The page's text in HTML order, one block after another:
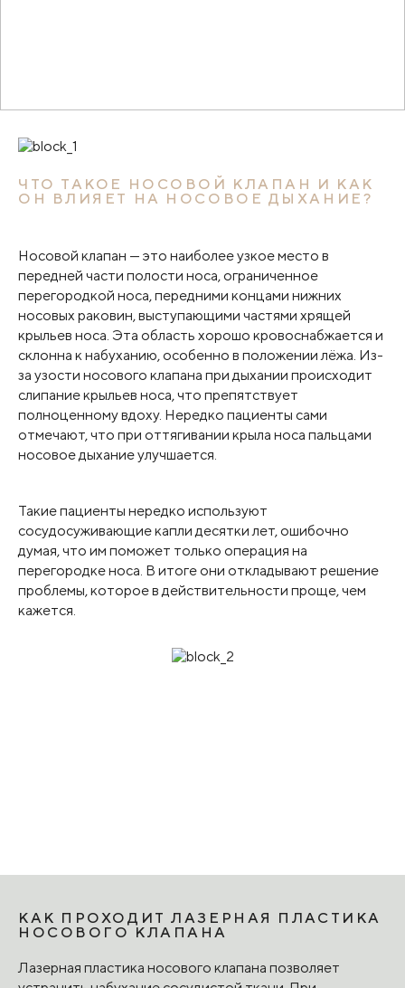
ЧТО ТАКОЕ НОСОВОЙ КЛАПАН И КАК
ОН ВЛИЯЕТ НА НОСОВОЕ ДЫХАНИЕ?
Носовой клапан — это наиболее узкое место в
передней части полости носа, ограниченное
перегородкой носа, передними концами нижних
носовых раковин, выступающими частями хрящей
крыльев носа. Эта область хорошо кровоснабжается и
склонна к набуханию, особенно в положении лёжа. Из-
за узости носового клапана при дыхании происходит
слипание крыльев носа, что препятствует
полноценному вдоху. Нередко пациенты сами
отмечают, что при оттягивании крыла носа пальцами
носовое дыхание улучшается.
Такие пациенты нередко используют
сосудосуживающие капли десятки лет, ошибочно
думая, что им поможет только операция на
перегородке носа. В итоге они откладывают решение
проблемы, которое в действительности проще, чем
кажется.
КАК ПРОХОДИТ ЛАЗЕРНАЯ ПЛАСТИКА
НОСОВОГО КЛАПАНА
Лазерная пластика носового клапана позволяет